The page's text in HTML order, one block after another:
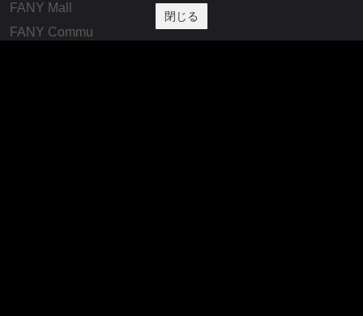
FANY Mall
FANY Commu
閉じる